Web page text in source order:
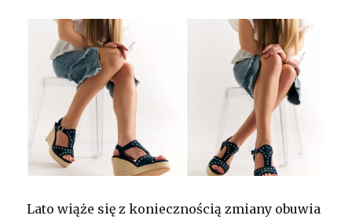
Lato wiąże się z koniecznością zmiany obuwia